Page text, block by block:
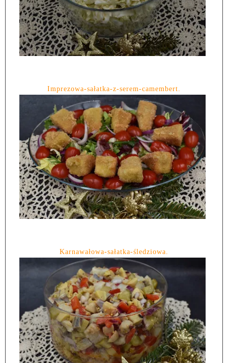
Imprezowa-sałatka-z-serem-camembert.
Karnawałowa-sałatka-śledziowa.